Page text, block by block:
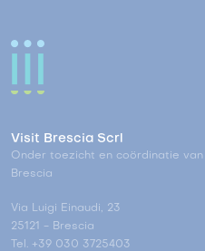
Visit Brescia Scrl
Onder toezicht en coördinatie
Brescia
Via Luigi Einaudi, 23
25121 - Brescia
Tel. +39 030 3725403